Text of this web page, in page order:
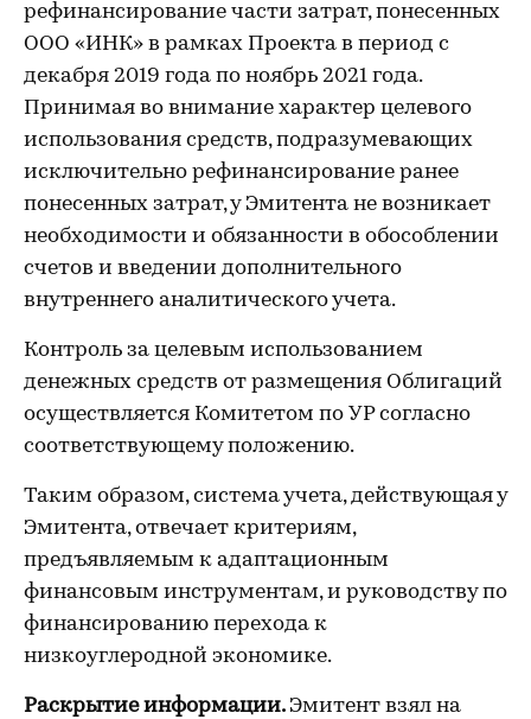
рефинансирование части затрат, понесенных
ООО «ИНК» в рамках Проекта в период с
декабря 2019 года по ноябрь 2021 года.
Принимая во внимание характер целевого
использования средств, подразумевающих
исключительно рефинансирование ранее
понесенных затрат, у Эмитента не возникает
необходимости и обязанности в обособлении
счетов и введении дополнительного
внутреннего аналитического учета.
Контроль за целевым использованием
денежных средств от размещения Облигаций
осуществляется Комитетом по УР согласно
соответствующему положению.
Таким образом, система учета, действующая у
Эмитента, отвечает критериям,
предъявляемым к адаптационным
финансовым инструментам, и руководству по
финансированию перехода к
низкоуглеродной экономике.
Раскрытие информации. Эмитент взял на